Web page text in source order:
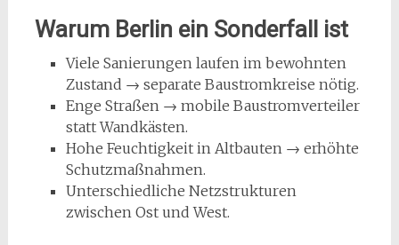
Warum Berlin ein Sonderfall ist
Viele Sanierungen laufen im bewohnten
Zustand → separate Baustromkreise nötig.
Enge Straßen → mobile Baustromverteiler
statt Wandkästen.
Hohe Feuchtigkeit in Altbauten → erhöhte
Schutzmaßnahmen.
Unterschiedliche Netzstrukturen
zwischen Ost und West.